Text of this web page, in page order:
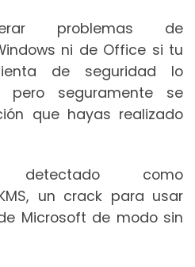
problemas de
ni de Office si tu
de seguridad lo
pero seguramente se
que hayas realizado
detectado como
un crack para usar
Microsoft de modo sin